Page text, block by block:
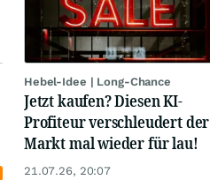
Hebel-Idee | Long-Chance
Jetzt kaufen? Diesen KI-
Profiteur verschleudert der
Markt mal wieder für lau!
21.07.26, 20:07